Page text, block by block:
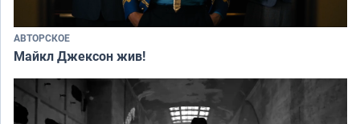
АВТОРСКОЕ
Майкл Джексон жив!